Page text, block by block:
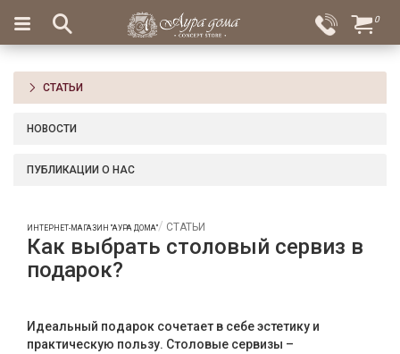
Вход
Избранное
×
Салоны
Доставка
Оплата
для
Бар
хрусталь
Сервировка
0
СТАТЬИ
НОВОСТИ
ПУБЛИКАЦИИ О НАС
ИНТЕРНЕТ-МАГАЗИН "АУРА ДОМА" СТАТЬИ
Как выбрать столовый сервиз в
подарок?
Идеальный подарок сочетает в себе эстетику и
практическую пользу. Столовые сервизы –